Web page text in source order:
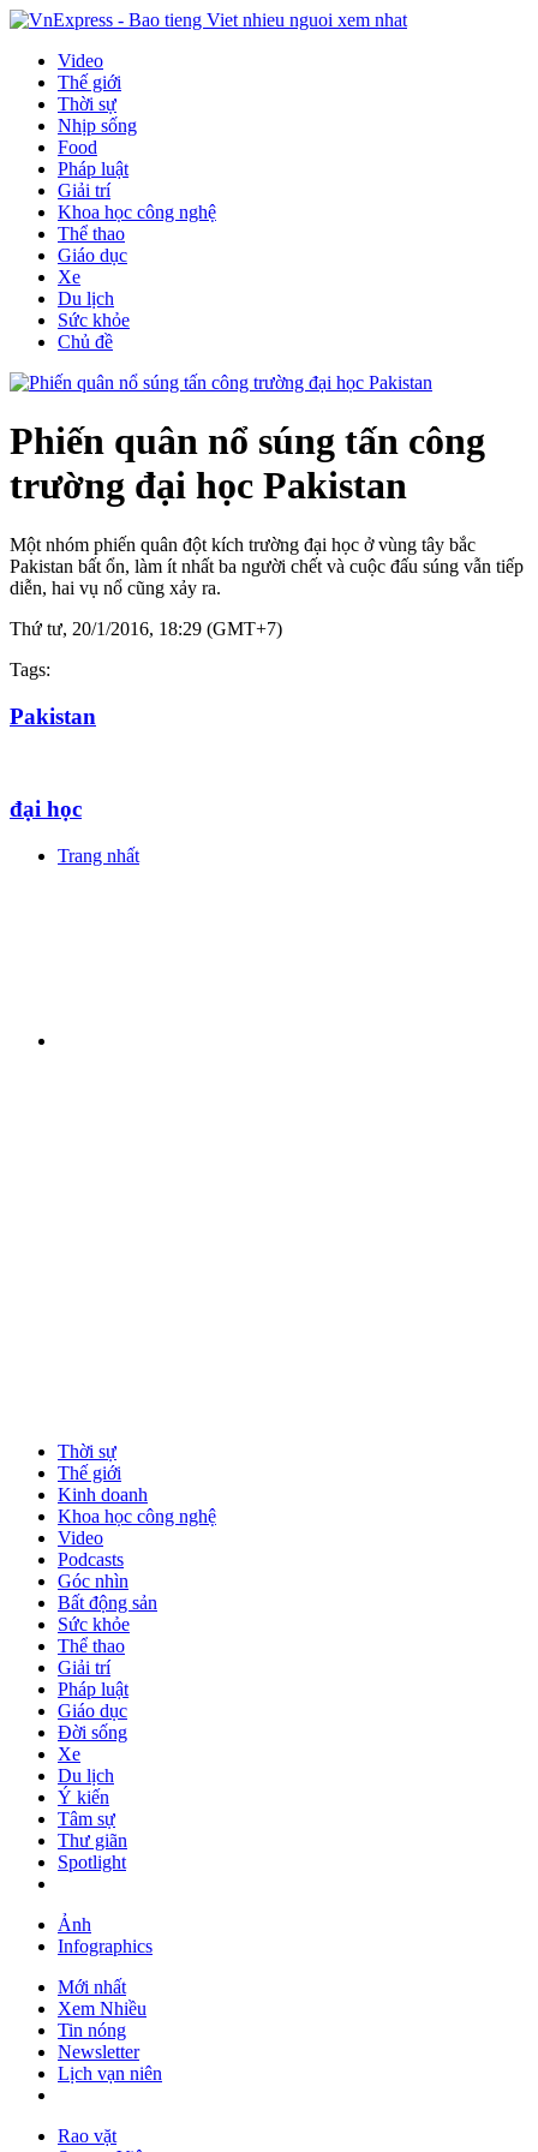
Video
Thế giới
Thời sự
Nhịp sống
Food
Pháp luật
Giải trí
Khoa học công nghệ
Thể thao
Giáo dục
Xe
Du lịch
Sức khỏe
Chủ đề
Phiến quân nổ súng tấn công
trường đại học Pakistan
Một nhóm phiến quân đột kích trường đại học ở vùng tây bắc
Pakistan bất ổn, làm ít nhất ba người chết và cuộc đấu súng vẫn tiếp
diễn, hai vụ nổ cũng xảy ra.
Thứ tư, 20/1/2016, 18:29 (GMT+7)
Tags:
Pakistan
đại học
Trang nhất
Thời sự
Thế giới
Kinh doanh
Khoa học công nghệ
Video
Podcasts
Góc nhìn
Bất động sản
Sức khỏe
Thể thao
Giải trí
Pháp luật
Giáo dục
Đời sống
Xe
Du lịch
Ý kiến
Tâm sự
Thư giãn
Spotlight
Ảnh
Infographics
Mới nhất
Xem Nhiều
Tin nóng
Newsletter
Lịch vạn niên
Rao vặt